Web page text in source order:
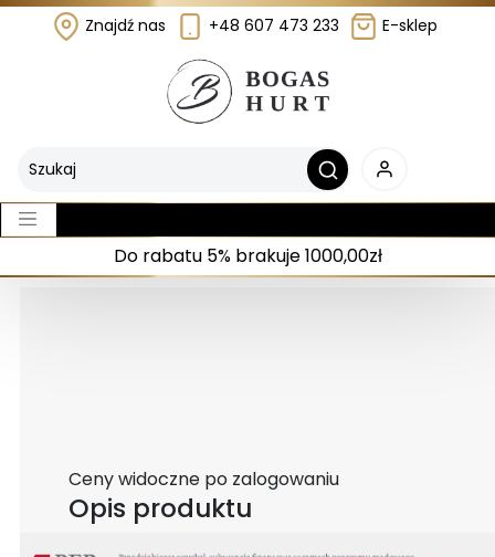
Znajdź nas +48 607 473 233 E-sklep
Do rabatu 5% brakuje 1000,00zł
Ceny widoczne po zalogowaniu
Opis produktu